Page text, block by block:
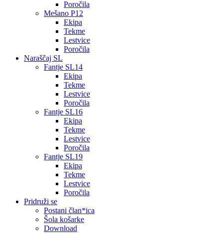
Poročila
Mešano P12
Ekipa
Tekme
Lestvice
Poročila
Naraščaj SL
Fantje SL14
Ekipa
Tekme
Lestvice
Poročila
Fantje SL16
Ekipa
Tekme
Lestvice
Poročila
Fantje SL19
Ekipa
Tekme
Lestvice
Poročila
Pridruži se
Postani član*ica
Šola košarke
Download